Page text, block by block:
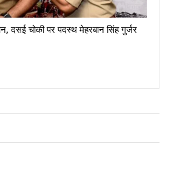
दसई चोकी पर पदस्थ मेहरबान सिंह गुर्जर